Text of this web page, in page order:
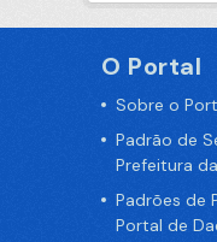
O Portal
Sobre o
Padrão de
Prefeitura
Padrões de
Portal de